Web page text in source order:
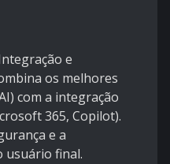
e
os melhores
com a integração
365, Copilot).
e a
usuário final.